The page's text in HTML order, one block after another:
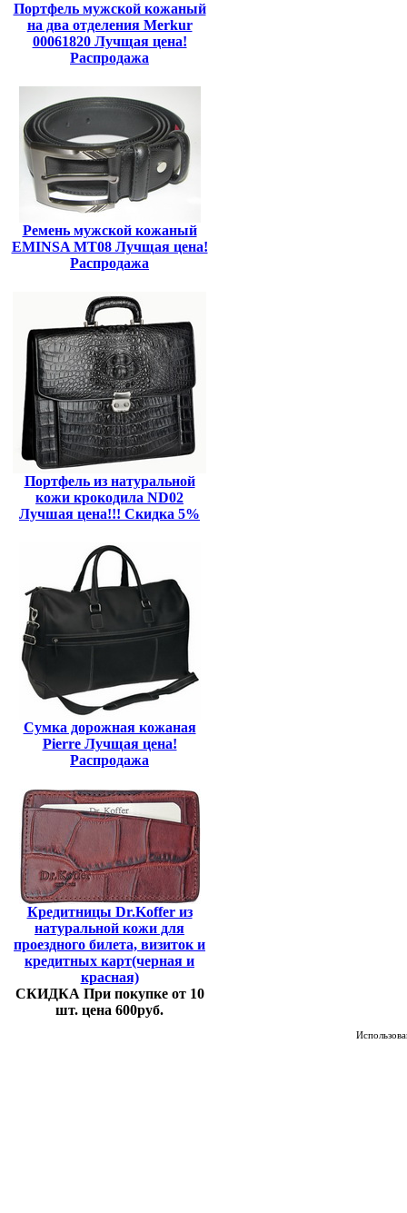
Портфель мужской кожаный
на два отделения Merkur
00061820 Лучщая цена!
Распродажа
Ремень мужской кожаный
EMINSA MT08 Лучщая цена!
Распродажа
Портфель из натуральной
кожи крокодила ND02
Лучшая цена!!! Скидка 5%
Сумка дорожная кожаная
Pierre Лучщая цена!
Распродажа
Кредитницы Dr.Koffer из
натуральной кожи для
проездного билета, визиток и
кредитных карт(черная и
красная)
СКИДКА При покупке от 10
шт. цена 600руб.